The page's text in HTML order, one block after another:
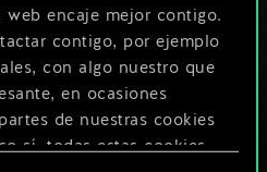
encaje mejor contigo.
contigo, por ejemplo
con algo nuestro que
en ocasiones
de nuestras cookies
sí, todas estas cookies
O